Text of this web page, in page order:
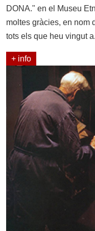
DONA." en el Museu
moltes gràcies, en nom
tots els que heu vingut
+ info